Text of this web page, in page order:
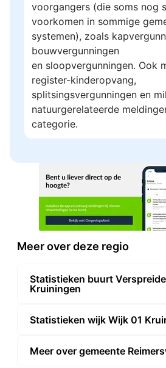
voorgangers (die soms nog
voorkomen in sommige
systemen), zoals
bouwvergunningen
en sloopvergunningen. Ook
register-kinderopvang,
splitsingsvergunningen en
natuurgerelateerde
categorie.
Meer over deze regio
Statistieken buurt
Kruiningen
Statistieken wijk Wijk 01
Meer over gemeente